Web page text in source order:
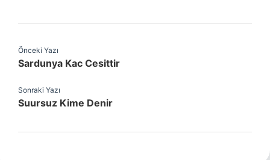
Önceki Yazı
Sardunya Kac Cesittir
Sonraki Yazı
Suursuz Kime Denir